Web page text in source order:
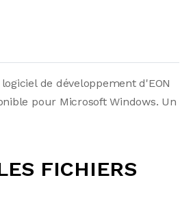
de développement d'EON
pour Microsoft Windows. Un
FICHIERS